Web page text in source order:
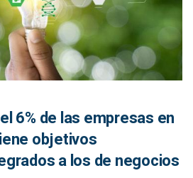
6% de las empresas en
objetivos
a los de negocios